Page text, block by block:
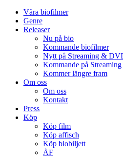
Våra biofilmer
Genre
Releaser
Nu på bio
Kommande biofilmer
Nytt på Streaming &
Kommande på
Kommer längre fram
Om oss
Om oss
Kontakt
Press
Köp
Köp film
Köp affisch
Köp biobiljett
ÅF